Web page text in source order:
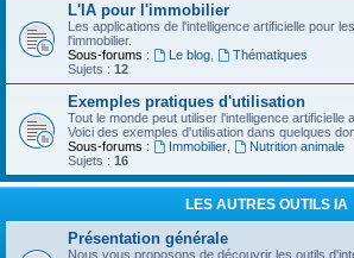
L'IA pour l'immobilier
Les applications de l'intelligence artificielle pour
l'immobilier.
Sous-forums :
Le blog,
Thématiques
Sujets : 12
Exemples pratiques d'utilisation
Tout le monde peut utiliser l'intelligence artificielle
Voici des exemples d'utilisation dans quelques
Sous-forums :
Immobilier,
Nutrition animale
Sujets : 16
LES AUTRES OUTILS IA
Présentation générale
Nous vous proposons de découvrir les outils